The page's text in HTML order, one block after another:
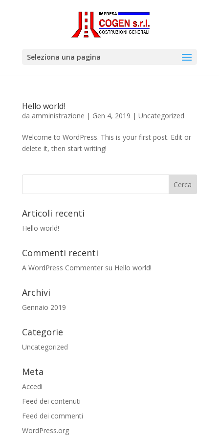
Seleziona una pagina
Hello world!
da amministrazione | Gen 4, 2019 | Uncategorized
Welcome to WordPress. This is your first post. Edit or
delete it, then start writing!
Articoli recenti
Hello world!
Commenti recenti
A WordPress Commentersu Hello world!
Archivi
Gennaio 2019
Categorie
Uncategorized
Meta
Accedi
Feed dei contenuti
Feed dei commenti
WordPress.org